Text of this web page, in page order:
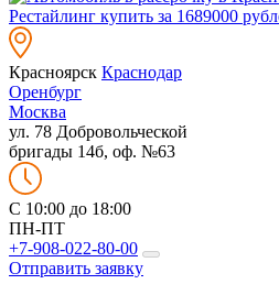
Красноярск Краснодар
Оренбург
Москва
ул. 78 Добровольческой
бригады 14б, оф. №63
C 10:00 до 18:00
ПН-ПТ
+7-908-022-80-00
Отправить заявку